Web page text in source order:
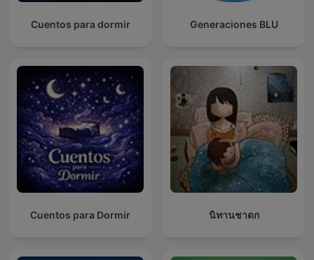
Cuentos para dormir Generaciones BLU
Cuentos para Dormir นิทานชาดก